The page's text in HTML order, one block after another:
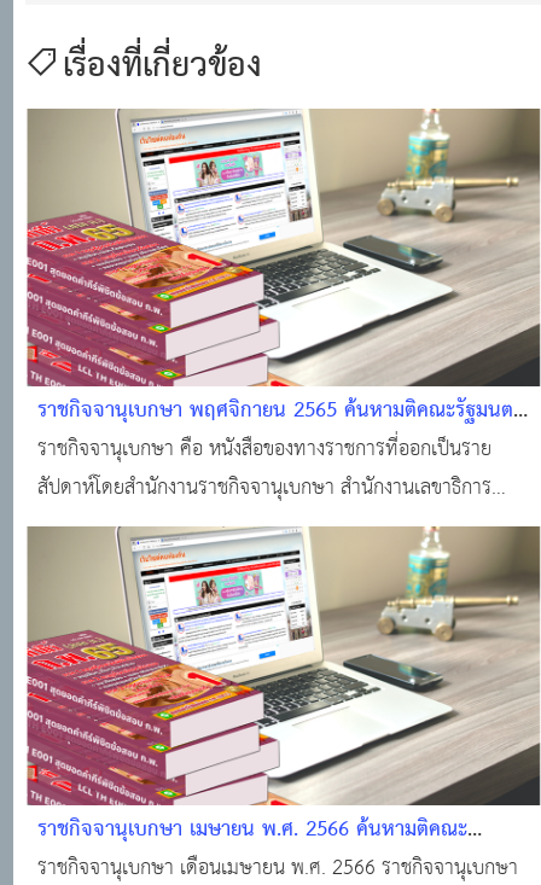
เรื่องที่เกี่ยวข้อง
ราชกิจจานุเบกษา พฤศจิกายน 2565 ค้นหามติคณะรัฐมนตรี
· ราชกิจจานุเบกษา · ระบบงานทะเบียนฐานันดร · ศูนย์
บริการข้อมูลมติคณะรัฐมนตรี
ราชกิจจานุเบกษา คือ หนังสือของทางราชการที่ออกเป็นราย
สัปดาห์โดยสำนักงานราชกิจจานุเบกษา สำนักงานเลขาธิการ
คณะรัฐมนตรี สำหรับลงประกาศเกี่ยวกับกฎหมาย กฎ ระเบียบ
ข้อบังคับ ตลอดจนประกาศของกระทรวง ทบวง กรมต่างๆ
ราชกิจจานุเบกษา เมษายน พ.ศ. 2566 ค้นหามติคณะ
รัฐมนตรี · ราชกิจจานุเบกษา · ระบบงานทะเบียนฐานันดร ·
ราชกิจจานุเบกษา เดือนเมษายน พ.ศ. 2566 ราชกิจจานุเบกษา